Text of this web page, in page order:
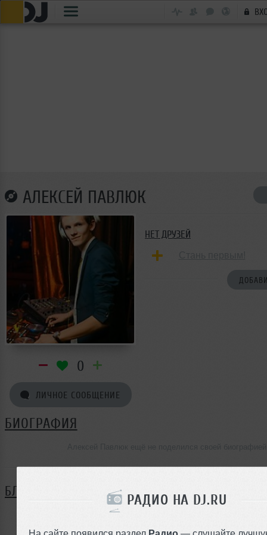
РАДИО НА DJ.RU
На сайте появился раздел Радио — слушайте
АЛЕКСЕЙ ПАВЛЮК
0
ЛИЧНОЕ СООБЩЕНИЕ
НЕТ ДРУЗЕЙ
БИОГРАФИЯ
БЛОГ